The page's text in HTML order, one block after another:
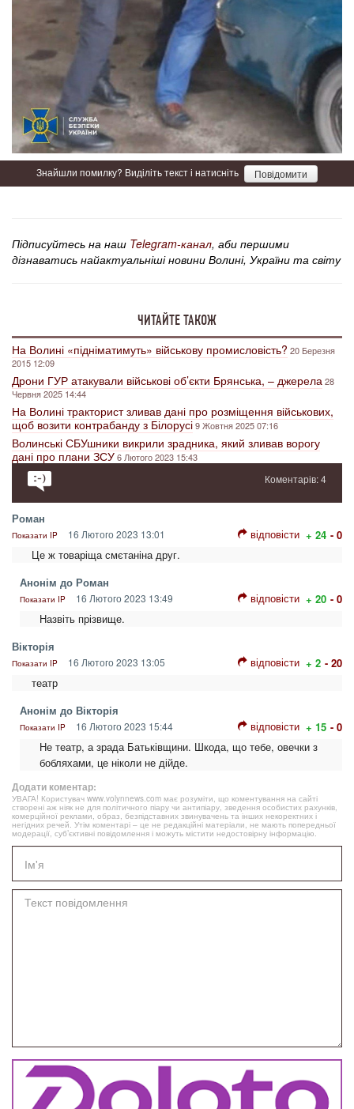
Знайшли помилку? Виділіть текст і натисніть Повідомити
Підписуйтесь на наш Telegram-канал, аби першими
дізнаватись найактуальніші новини Волині, України та світу
ЧИТАЙТЕ ТАКОЖ
На Волині «підніматимуть» військову промисловість? 20 Березня
2015 12:09
Дрони ГУР атакували військові об’єкти Брянська, – джерела28
Червня 2025 14:44
На Волині тракторист зливав дані про розміщення військових,
щоб возити контрабанду з Білорусі9 Жовтня 2025 07:16
Волинські СБУшники викрили зрадника, який зливав ворогу
дані про плани ЗСУ6 Лютого 2023 15:43
Коментарів: 4
Роман
Показати IP 16 Лютого 2023 13:01 відповісти + 24 - 0
Це ж товаріща смєтаніна друг.
Анонім до Роман
Показати IP 16 Лютого 2023 13:49 відповісти + 20 - 0
Назвіть прізвище.
Вікторія
Показати IP 16 Лютого 2023 13:05 відповісти + 2 - 20
театр
Анонім до Вікторія
Показати IP 16 Лютого 2023 15:44 відповісти + 15 - 0
Не театр, а зрада Батьківщини. Шкода, що тебе, овечки з
бобляхами, це ніколи не дійде.
Додати коментар:
УВАГА! Користувач www.volynnews.com має розуміти, що коментування на сайті
створені аж ніяк не для політичного піару чи антипіару, зведення особистих рахунків,
комерційної реклами, образ, безпідставних звинувачень та інших некоректних і
негідних речей. Утім коментарі – це не редакційні матеріали, не мають попередньої
модерації, суб’єктивні повідомлення і можуть містити недостовірну інформацію.